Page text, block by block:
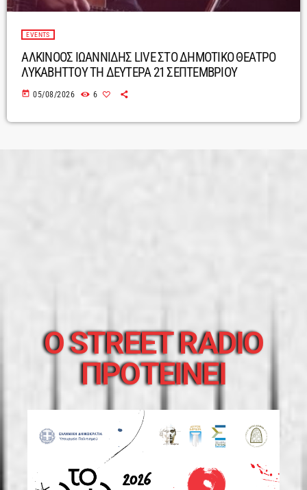
EVENTS
ΑΛΚΙΝΟΟΣ ΙΩΑΝΝΙΔΗΣ LIVE ΣΤΟ ΔΗΜΟΤΙΚΟ ΘΕΑΤΡΟ
ΛΥΚΑΒΗΤΤΟΥ ΤΗ ΔΕΥΤΕΡΑ 21 ΣΕΠΤΕΜΒΡΙΟΥ
today 05/08/2026 6
O STREET RADIO
ΠΡΟΤΕΙΝΕΙ